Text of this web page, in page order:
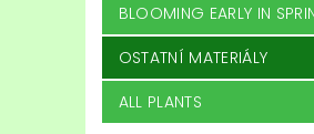
BLOOMING EARLY IN
OSTATNÍ MATERIÁLY
ALL PLANTS